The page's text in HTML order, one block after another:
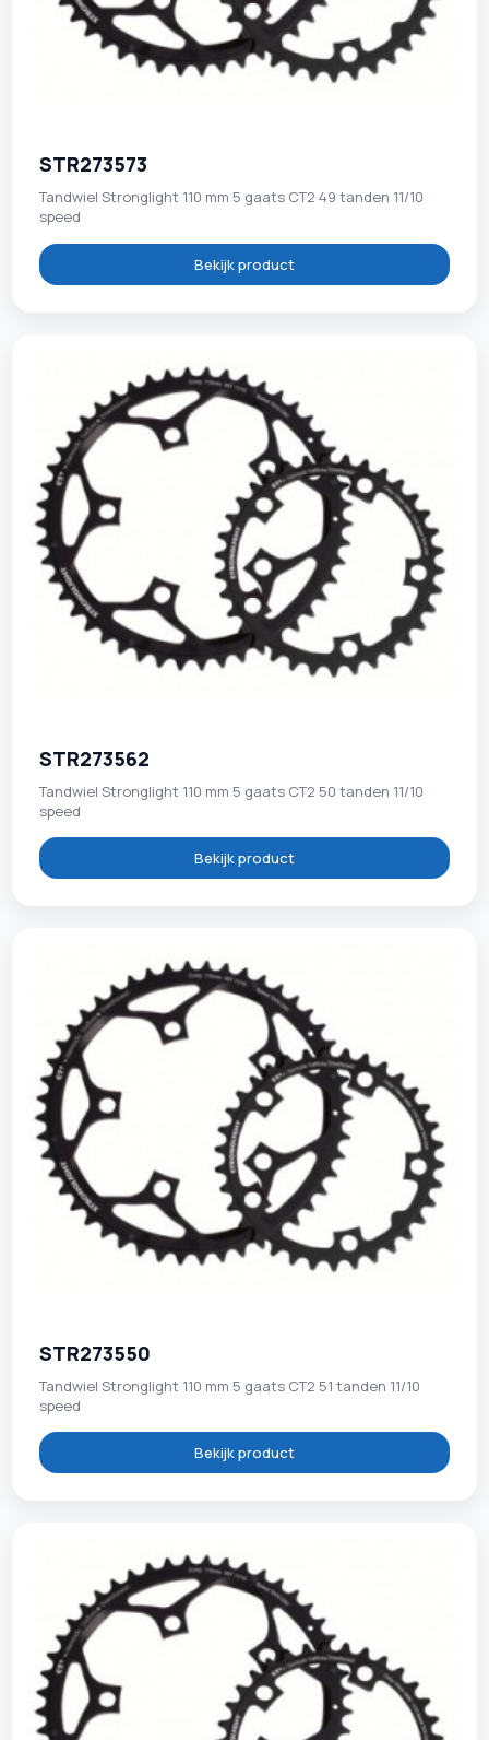
STR273573
Tandwiel Stronglight 110 mm 5 gaats CT2 49 tanden 11/10
speed
Bekijk product
STR273562
Tandwiel Stronglight 110 mm 5 gaats CT2 50 tanden 11/10
speed
Bekijk product
STR273550
Tandwiel Stronglight 110 mm 5 gaats CT2 51 tanden 11/10
speed
Bekijk product